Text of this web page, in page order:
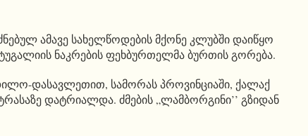
ამავე სახელწოდების მქონე კლუბში დაიწყო
ნაკრების ფეხბურთელმა ბურთის გორება.
დასავლეთით, სამორას პროვინციაში, ქალაქ
დატრიალდა. ძმების „ლამბორგინი’’ გზიდან